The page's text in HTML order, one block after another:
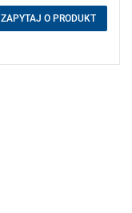
ZAPYTAJ O PRODUKT